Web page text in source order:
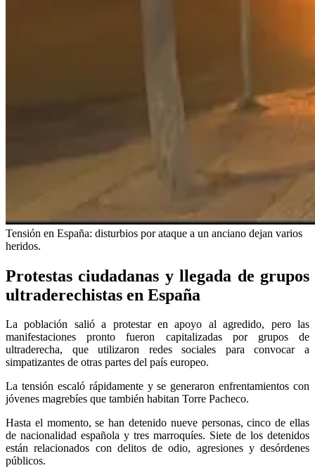
Tensión en España: disturbios por ataque a un anciano dejan varios
heridos.
Protestas ciudadanas y llegada de grupos
ultraderechistas en España
La población salió a protestar en apoyo al agredido, pero las
manifestaciones pronto fueron capitalizadas por grupos de
ultraderecha, que utilizaron redes sociales para convocar a
simpatizantes de otras partes del país europeo.
La tensión escaló rápidamente y se generaron enfrentamientos con
jóvenes magrebíes que también habitan Torre Pacheco.
Hasta el momento, se han detenido nueve personas, cinco de ellas
de nacionalidad española y tres marroquíes. Siete de los detenidos
están relacionados con delitos de odio, agresiones y desórdenes
públicos.